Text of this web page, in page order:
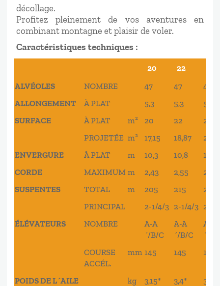
décollage.
Profitez pleinement de vos aventures en
combinant montagne et plaisir de voler.
Caractéristiques techniques :
20 22
20
22
ALVÉOLES NOMBRE 47 47
47
ALLONGEMENT
À PLAT 5,3 5,3
5,3
SURFACE
À PLAT m² 20 22
24
PROJETÉE m² 17,15 18,87
ENVERGURE
À PLAT m 10,3 10,8
CORDE
MAXIMUM m 2,43 2,55
2,66
SUSPENTES
TOTAL m 205 215
226
PRINCIPAL
2-1/4/3 2-1/4/3 2-1/
ÉLÉVATEURS
NOMBRE
A-A
´/B/C
A-A
´/B/C
A-A
´/B/
COURSE
ACCÉL.
mm 145 145 145
POIDS DE L´AILE kg 3,15* 3,4*